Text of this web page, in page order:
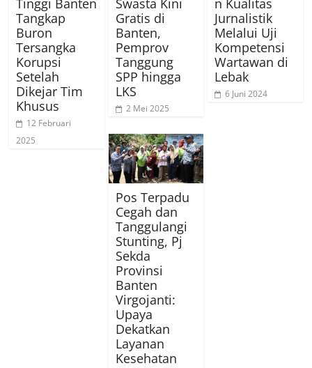
Tangkap
Buron
Tersangka
Korupsi
Setelah
Dikejar Tim
Khusus
12 Februari
2025
Gratis di
Banten,
Pemprov
Tanggung
SPP hingga
LKS
2 Mei 2025
Jurnalistik
Melalui Uji
Kompetensi
Wartawan di
Lebak
6 Juni 2024
Pos Terpadu
Cegah dan
Tanggulangi
Stunting, Pj
Sekda
Provinsi
Banten
Virgojanti:
Upaya
Dekatkan
Layanan
Kesehatan